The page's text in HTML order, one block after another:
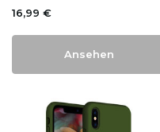
16,99 €
Ansehen